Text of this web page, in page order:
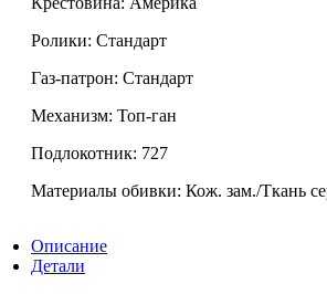
Ролики: Стандарт
Газ-патрон: Стандарт
Механизм: Топ-ган
Подлокотник: 727
Материалы обивки: Кож. зам./Ткань
Описание
Детали